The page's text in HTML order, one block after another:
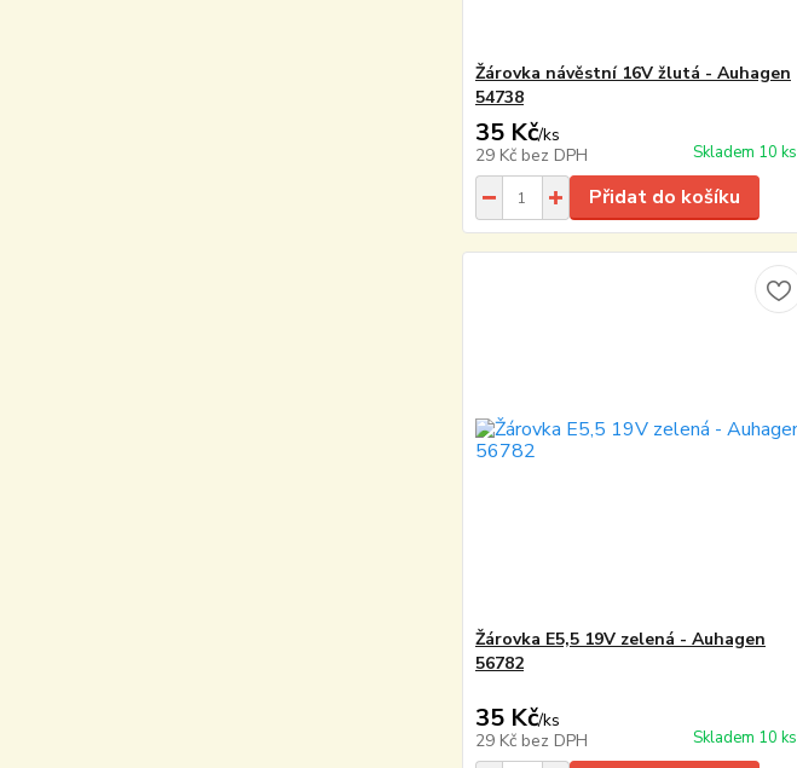
Žárovka návěstní 16V žlutá - Auhagen
54738
35 Kč/ks
29 Kč bez DPH Skladem 10 ks
Přidat do košíku
Žárovka E5,5 19V zelená - Auhagen
56782
35 Kč/ks
29 Kč bez DPH Skladem 10 ks